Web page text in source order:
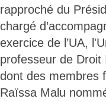
rapproché du
chargé
exercice de l’UA,
professeur de Droit
dont des membres
Raïssa Malu